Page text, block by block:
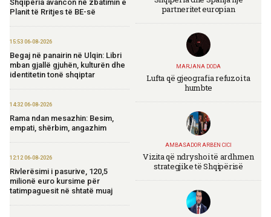
Shqipëria avancon në zbatimin e
Planit të Rritjes të BE-së
15:53 06-08-2026
Begaj në panairin në Ulqin: Libri
mban gjallë gjuhën, kulturën dhe
identitetin tonë shqiptar
14:32 06-08-2026
Rama ndan mesazhin: Besim,
empati, shërbim, angazhim
12:12 06-08-2026
Rivlerësimi i pasurive, 120,5
milionë euro kursime për
tatimpaguesit në shtatë muaj
partneritet europian
MARJANA DODA
Lufta që gjeografia refuzoi ta
humbte
AMBASADOR ARBEN CICI
Vizita që ndryshoi të ardhmen
strategjike të Shqipërisë